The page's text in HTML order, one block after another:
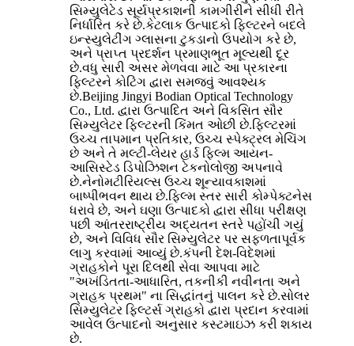
સિમ્યુલેટેડ સૂર્યપ્રકાશની કામગીરીને સીધી રીતે
નિર્ધારિત કરે છે.કેટલાક ઉત્પાદકો ફિલ્ટરને બદલે
ઇન્સ્યુલેટીંગ ગ્લાસના ટુકડાનો ઉપયોગ કરે છે,
અને પ્રાપ્ત પ્રદર્શન પ્રમાણભૂત મૂલ્યથી દૂર
છે.વધુ સારી અસર મેળવવા માટે આ પ્રકારના
ફિલ્ટરને કોટિંગ દ્વારા સમજવું આવશ્યક
છે.Beijing Jingyi Bodian Optical Technology
Co., Ltd. દ્વારા ઉત્પાદિત અને વિકસિત સૌર
સિમ્યુલેટર ફિલ્ટરની કિંમત ઓછી છે.ફિલ્ટરમાં
ઉચ્ચ તાપમાન પ્રતિકાર, ઉચ્ચ સ્પેક્ટ્રલ મેચિંગ
છે અને તે મલ્ટી-લેયર હાર્ડ ફિલ્મ આયન-
આસિસ્ટેડ ડિપોઝિશન ટેકનોલોજી અપનાવે
છે.નેનોમટીરિયલ્સ ઉચ્ચ શૂન્યાવકાશમાં
બાષ્પીભવન થાય છે.ફિલ્મ સ્તર સારી કોમ્પેક્ટનેસ
ધરાવે છે, અને ઘણા ઉત્પાદકો દ્વારા સીધા પરીક્ષણ
પછી આંતરરાષ્ટ્રીય અદ્યતન સ્તરે પહોંચી ગયું
છે, અને વિવિધ સૌર સિમ્યુલેટર પર સફળતાપૂર્વક
લાગુ કરવામાં આવ્યું છે.કંપની દેશ-વિદેશમાં
ગ્રાહકોને પૂરા દિલથી સેવા આપવા માટે
"અખંડિતતા-આધારિત, તકનીકી નવીનતા અને
ગ્રાહક પ્રથમ" ના સિદ્ધાંતનું પાલન કરે છે.સોલર
સિમ્યુલેટર ફિલ્ટર્સ ગ્રાહકો દ્વારા પ્રદાન કરવામાં
આવેલ ઉત્પાદનો અનુસાર કસ્ટમાઇઝ કરી શકાય
છે.